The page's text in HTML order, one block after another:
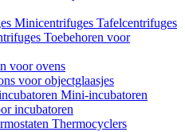
Minicentrifuges Tafelcentrifuges
Toebehoren voor
voor ovens
voor objectglaasjes
Mini-incubatoren
incubatoren
Thermocyclers